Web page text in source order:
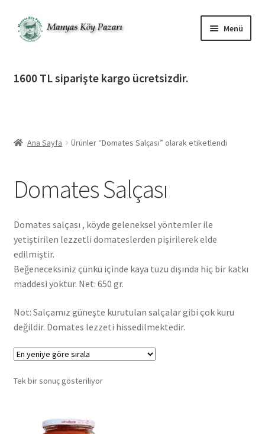
Dolaşıma
geç
İçeriğe
geç
Menü
İletişim
1600 TL siparişte kargo ücretsizdir.
Ana Sayfa Ürünler “Domates Salçası” olarak etiketlendi
Domates Salçası
Domates salçası , köyde geleneksel yöntemler ile
yetiştirilen lezzetli domateslerden pişirilerek elde
edilmiştir.
Beğeneceksiniz çünkü içinde kaya tuzu dışında hiç bir katkı
maddesi yoktur. Net: 650 gr.
Not: Salçamız güneşte kurutulan salçalar gibi çok kuru
değildir. Domates lezzeti hissedilmektedir.
Tek bir sonuç gösteriliyor